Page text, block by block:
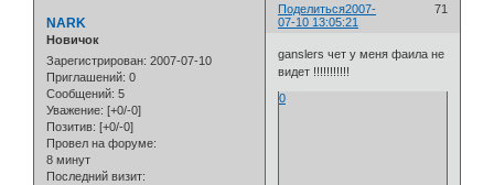
Поделиться 71
2007-
07-10 13:05:21
NARK
Новичок
Зарегистрирован: 2007-07-10
Приглашений: 0
Сообщений: 5
Уважение: [+0/-0]
Позитив: [+0/-0]
Провел на форуме:
8 минут
Последний визит:
ganslers чет у меня фаила не
видет !!!!!!!!!!!
0